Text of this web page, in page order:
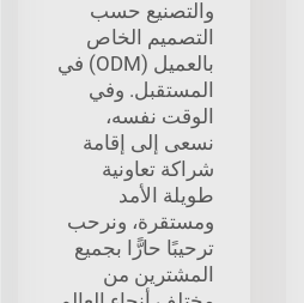
والتصنيع حسب
التصميم الخاص
بالعميل (ODM) في
المستقبل. وفي
الوقت نفسه،
نسعى إلى إقامة
شراكة تعاونية
طويلة الأمد
ومستقرة، ونرحب
ترحيبًا حارًّا بجميع
المشترين من